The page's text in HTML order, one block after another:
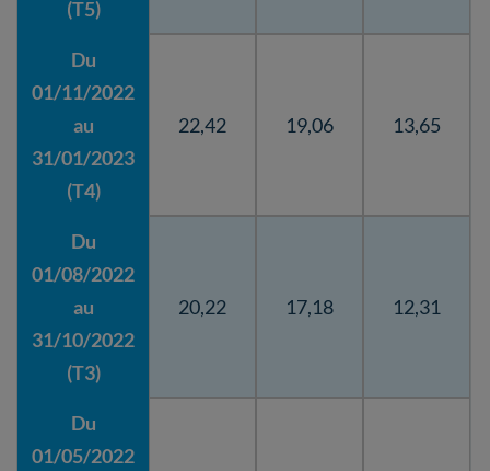
(T5)
Du
01/11/2022
au
31/01/2023
(T4)
22,42 19,06 13,65
Du
01/08/2022
au
31/10/2022
(T3)
20,22 17,18 12,31
Du
01/05/2022